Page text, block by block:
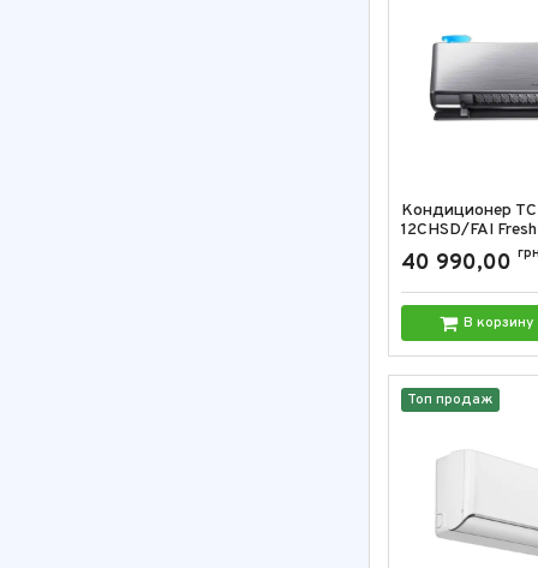
Кондиционер
12CHSD/FAI
Артикул: TAC-
40 990,00 грн
В корзину
Топ продаж